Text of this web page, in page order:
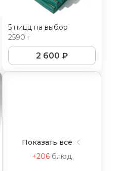
5 пицц на выбор
2590 г
2 600 ₽
Показать все
+206 блюд